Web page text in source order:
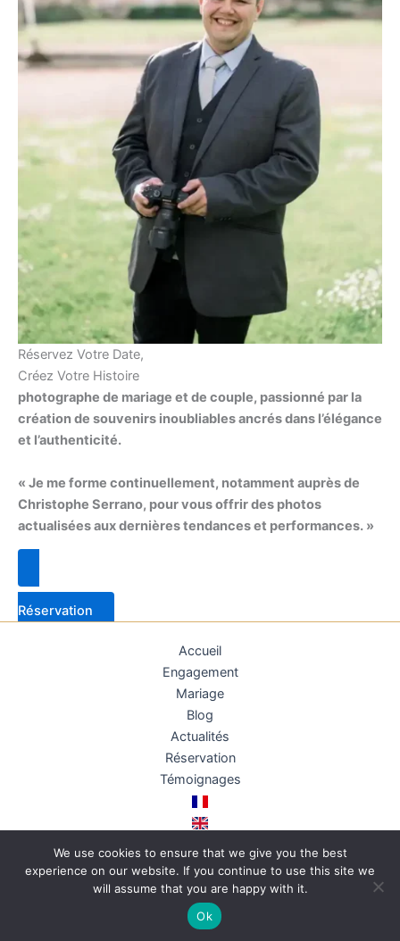
Réservez Votre Date,
Créez Votre Histoire
photographe de mariage et de couple, passionné par la
création de souvenirs inoubliables ancrés dans l’élégance
et l’authenticité.
« Je me forme continuellement, notamment auprès de
Christophe Serrano, pour vous offrir des photos
actualisées aux dernières tendances et performances. »
Réservation
Accueil
Engagement
Mariage
Blog
Actualités
Réservation
Témoignages
Copyright © 2026 | Conçu par Floteuil EI
We use cookies to ensure that we give you the best
experience on our website. If you continue to use this site we
will assume that you are happy with it.
Ok